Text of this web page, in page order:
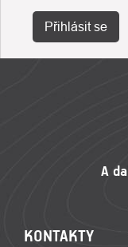
Přihlásit se
KONTAKTY